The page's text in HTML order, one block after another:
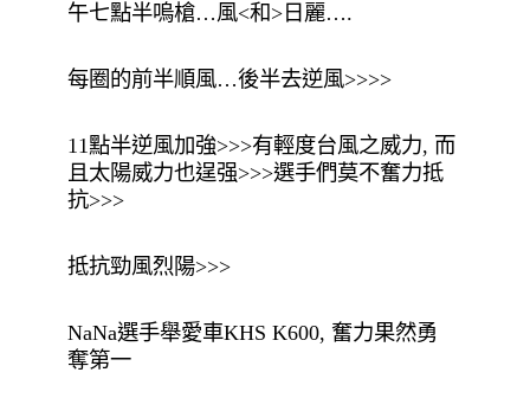
午七點半嗚槍…風<和>日麗….
每圈的前半順風…後半去逆風>>>>
11點半逆風加強>>>有輕度台風之威力, 而
且太陽威力也逞强>>>選手們莫不奮力抵
抗>>>
抵抗勁風烈陽>>>
NaNa選手舉愛車KHS K600, 奮力果然勇
奪第一